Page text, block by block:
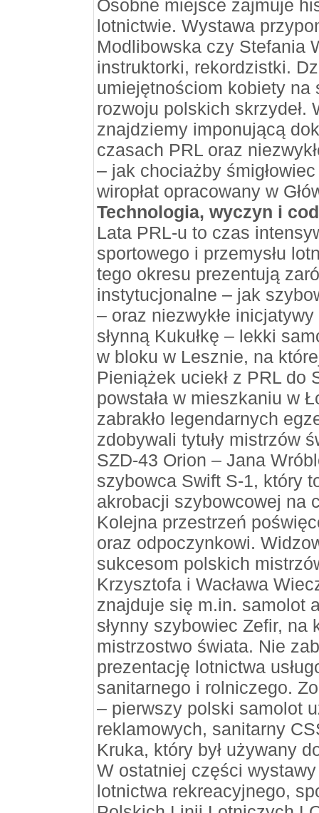
Osobne miejsce zajmuje
lotnictwie. Wystawa
Modlibowska czy Stefania
instruktorki, rekordzistki.
umiejętnościom kobiety na
rozwoju polskich
znajdziemy imponującą
czasach PRL oraz
– jak chociażby
wiropłat opracowany w
Technologia, wyczyn i
Lata PRL-u to czas
sportowego i przemysłu
tego okresu prezentują
instytucjonalne – jak
– oraz niezwykłe
słynną Kukułkę – lekki
w bloku w Lesznie, na
Pieniążek uciekł z PRL
powstała w mieszkaniu w
zabrakło legendarnych
zdobywali tytuły mistrzów
SZD-43 Orion – Jana
szybowca Swift S-1, który
akrobacji szybowcowej na
Kolejna przestrzeń
oraz odpoczynkowi.
sukcesom polskich
Krzysztofa i Wacława
znajduje się m.in. samolot
słynny szybowiec Zefir, na
mistrzostwo świata. Nie
prezentację lotnictwa
sanitarnego i rolniczego.
– pierwszy polski samolot
reklamowych, sanitarny
Kruka, który był używany
W ostatniej części
lotnictwa rekreacyjnego,